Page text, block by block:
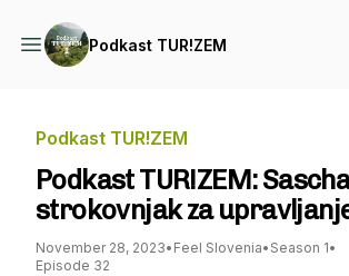
Podkast TUR!ZEM
Podkast TUR!ZEM
Podkast TUR!ZEM:
strokovnjak za
November 28, 2023• Feel Slovenia• Season 1•
Episode 32